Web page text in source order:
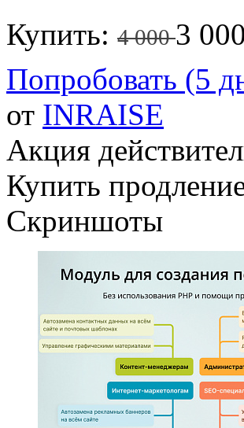
Купить: 4 0003
Попробовать (5
от INRAISE
Акция
Купить
Скриншоты